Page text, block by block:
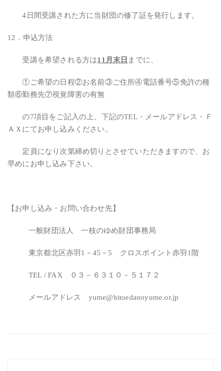
4日間受講された方に当財団の修了証を発行します。
12．申込方法
受講を希望される方は11月末日 までに、
①ご希望の日程②お名前③ご住所④電話番号⑤免許の種
類⑥勤務先⑦視覚障害の有無
の7項目をご記入の上、下記のTEL・メールアドレス・Ｆ
ＡＸにてお申し込みください。
定員になり次第締め切りとさせていただきますので、お
早めにお申し込み下さい。
【お申し込み・お問い合わせ先】
一般財団法人 一枝のゆめ財団事務局
東京都北区赤羽1－45－5 クロスポイント赤羽1階
TEL / FAX ０３－６３１０－５１７２
メールアドレス yume@hitoedanoyume.or.jp